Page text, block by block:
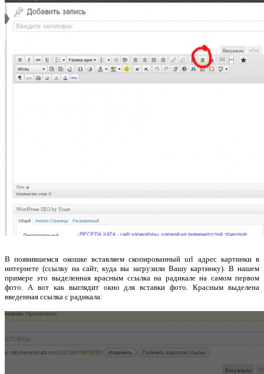
В появившемся окошке вставляем скопированный url адрес картинки в
интернете (ссылку на сайт, куда вы загрузили Вашу картинку). В нашем
примере это выделенная красным ссылка на радикале на самом первом
фото. А вот как выглядит окно для вставки фото. Красным выделена
введенная ссылка с радикала: